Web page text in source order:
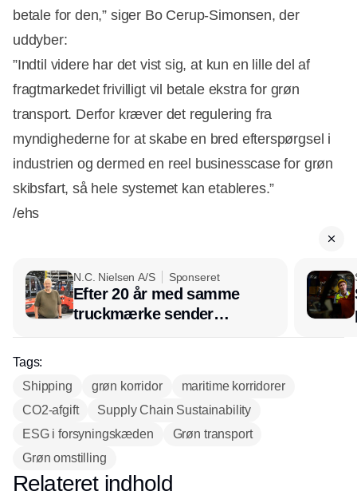
betale for den,” siger Bo Cerup-Simonsen, der
uddyber:
”Indtil videre har det vist sig, at kun en lille del af
fragtmarkedet frivilligt vil betale ekstra for grøn
transport. Derfor kræver det regulering fra
myndighederne for at skabe en bred efterspørgsel i
industrien og dermed en reel businesscase for grøn
skibsfart, så hele systemet kan etableres.”
/ehs
N.C. Nielsen A/S Sponseret
Efter 20 år med samme
truckmærke sender
lagerchef stafetten videre
Tags:
Shipping
grøn korridor
maritime korridorer
CO2-afgift
Supply Chain Sustainability
ESG i forsyningskæden
Grøn transport
Grøn omstilling
Annonce
Relateret indhold